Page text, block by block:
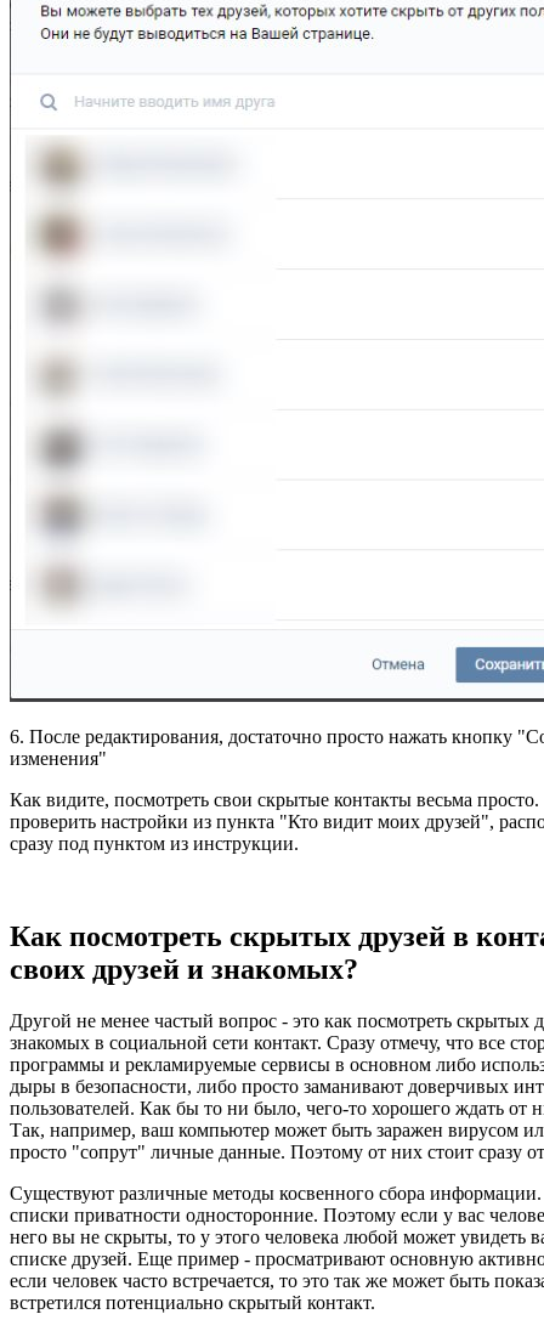
6. После редактирования, достаточно просто нажать кнопку
изменения"
Как видите, посмотреть свои скрытые контакты весьма
проверить настройки из пункта "Кто видит моих друзей",
сразу под пунктом из инструкции.
Как посмотреть скрытых друзей в
своих друзей и знакомых?
Другой не менее частый вопрос - это как посмотреть скрытых
знакомых в социальной сети контакт. Сразу отмечу, что все
программы и рекламируемые сервисы в основном либо
дыры в безопасности, либо просто заманивают доверчивых
пользователей. Как бы то ни было, чего-то хорошего ждать от
Так, например, ваш компьютер может быть заражен вирусом
просто "сопрут" личные данные. Поэтому от них стоит сразу
Существуют различные методы косвенного сбора
списки приватности односторонние. Поэтому если у вас
него вы не скрыты, то у этого человека любой может увидеть
списке друзей. Еще пример - просматривают основную
если человек часто встречается, то это так же может быть
встретился потенциально скрытый контакт.